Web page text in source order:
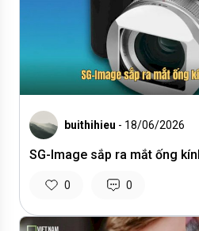
buithihieu - 18/06/2026
SG-Image sắp ra mắt ống
0 0